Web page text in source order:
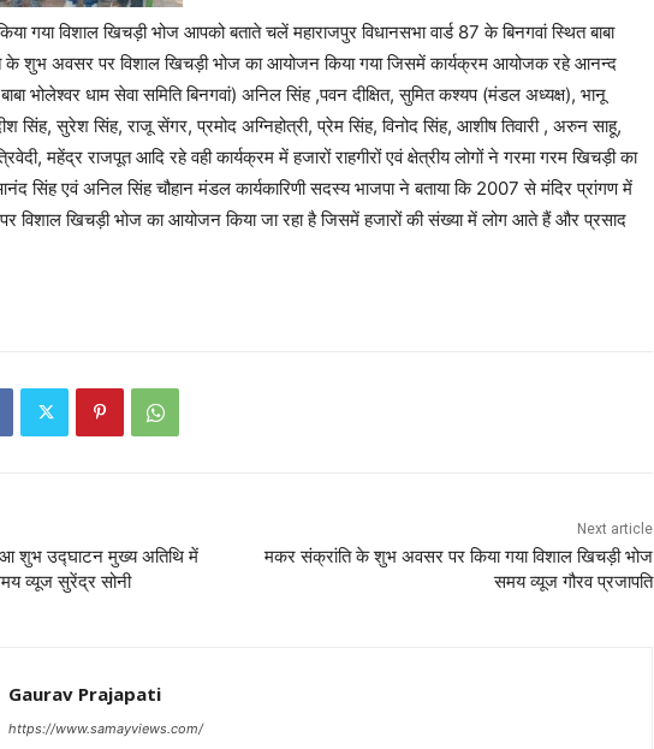
गया विशाल खिचड़ी भोज आपको बताते चलें महाराजपुर विधानसभा वार्ड 87 के बिनगवां स्थित बाबा
के शुभ अवसर पर विशाल खिचड़ी भोज का आयोजन किया गया जिसमें कार्यक्रम आयोजक रहे आनन्द
भोलेश्वर धाम सेवा समिति बिनगवां) अनिल सिंह ,पवन दीक्षित, सुमित कश्यप (मंडल अध्यक्ष), भानू
सिंह, सुरेश सिंह, राजू सेंगर, प्रमोद अग्निहोत्री, प्रेम सिंह, विनोद सिंह, आशीष तिवारी , अरुन साहू,
महेंद्र राजपूत आदि रहे वही कार्यक्रम में हजारों राहगीरों एवं क्षेत्रीय लोगों ने गरमा गरम खिचड़ी का
सिंह एवं अनिल सिंह चौहान मंडल कार्यकारिणी सदस्य भाजपा ने बताया कि 2007 से मंदिर प्रांगण में
खिचड़ी भोज का आयोजन किया जा रहा है जिसमें हजारों की संख्या में लोग आते हैं और प्रसाद
शुभ उद्घाटन मुख्य अतिथि में
व्यूज सुरेंद्र सोनी
Next article
मकर संक्रांति के शुभ अवसर पर किया गया विशाल खिचड़ी भोज
समय व्यूज गौरव प्रजापति
Gaurav Prajapati
https://www.samayviews.com/